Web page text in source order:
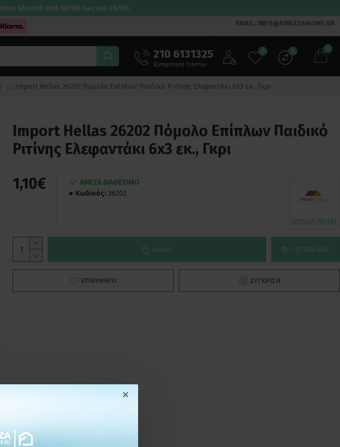
κλειστό από 10/08 έως και 23/08.
EMAIL: INFO@FINEZZAHOME.GR
210 6131325
Εξυπηρέτηση Πελατών
0 0 0
Import Hellas 26202 Πόμολο Επίπλων Παιδικό Ριτίνης Ελεφαντάκι 6x3 εκ., Γκρι
Import Hellas 26202 Πόμολο Επίπλων Παιδικό
Ριτίνης Ελεφαντάκι 6x3 εκ., Γκρι
1,10€
ΑΜΕΣΑ ΔΙΑΘΕΣΙΜΟ
Κωδικός: 26202
Import Hellas
ΚΑΛΆΘΙ ΡΏΤΗΣΕ ΜΑΣ
ΕΠΙΘΥΜΗΤΌ ΣΎΓΚΡΙΣΗ